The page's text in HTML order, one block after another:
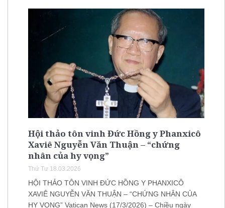
Hội thảo tôn vinh Đức Hồng y Phanxicô
Xaviê Nguyễn Văn Thuận – “chứng
nhân của hy vọng”
Thứ Tư 18.03.2026
HỘI THẢO TÔN VINH ĐỨC HỒNG Y PHANXICÔ
XAVIÊ NGUYỄN VĂN THUẬN – “CHỨNG NHÂN CỦA
HY VỌNG” Vatican News (17/3/2026) – Chiều ngày